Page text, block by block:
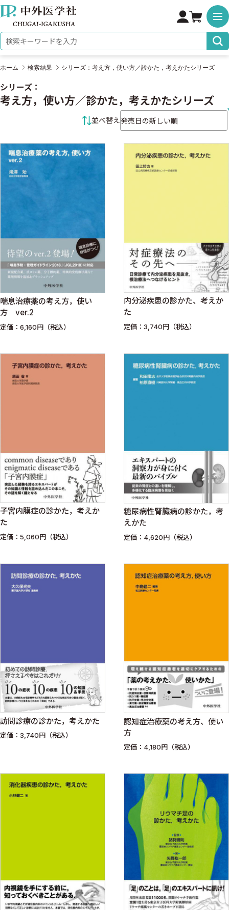
株式会社 中外医学社
検索キーワード
ホーム 検索結果 シリーズ：考え方，使い方／診かた，考えかたシリーズ
シリーズ：
考え方，使い方／診かた，考えかたシリーズ
並べ替え並べ替え条件
喘息治療薬の考え方，使い
方 ver.2
定価：6,160円（税込）
内分泌疾患の診かた、考えか
た
定価：3,740円（税込）
子宮内膜症の診かた，考えか
た
定価：5,060円（税込）
糖尿病性腎臓病の診かた，考
えかた
定価：4,620円（税込）
訪問診療の診かた，考えかた
定価：3,740円（税込）
認知症治療薬の考え方、使い
方
定価：4,180円（税込）